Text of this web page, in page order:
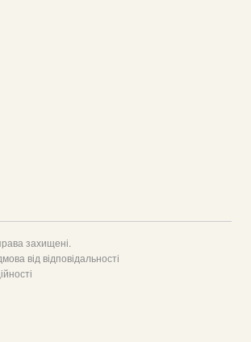
захищені.
від відповідальності